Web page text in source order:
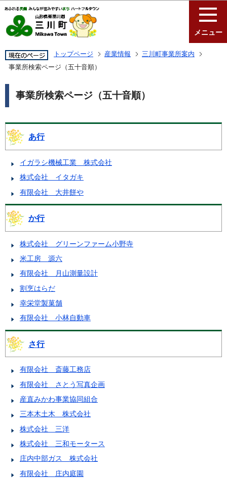
メニュー
トップページ 産業情報
三川町事業所案内
事業所検索ページ（五十音順）
事業所検索ページ（五十音順）
あ行
イガラシ機械工業 株式会社
株式会社 イタガキ
有限会社 大井餅や
か行
株式会社 グリーンファーム小野寺
米工房 源六
有限会社 月山測量設計
割烹はらだ
幸栄堂製菓舗
有限会社 小林自動車
さ行
有限会社 斎藤工務店
有限会社 さとう写真企画
産直みかわ事業協同組合
三本木土木 株式会社
株式会社 三洋
株式会社 三和モータース
庄内中部ガス 株式会社
有限会社 庄内庭園